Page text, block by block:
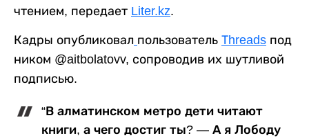
чтением, передает Liter.kz.
Кадры опубликовал пользователь Тhreads под
ником @aitbolatovv, сопроводив их шутливой
подписью.
“В алматинском метро дети читают
книги, а чего достиг ты? — А я Лободу